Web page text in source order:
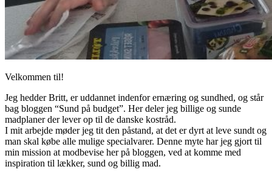
Velkommen til!
Jeg hedder Britt, er uddannet indenfor ernæring og sundhed, og står
bag bloggen “Sund på budget”. Her deler jeg billige og sunde
madplaner der lever op til de danske kostråd.
I mit arbejde møder jeg tit den påstand, at det er dyrt at leve sundt og
man skal købe alle mulige specialvarer. Denne myte har jeg gjort til
min mission at modbevise her på bloggen, ved at komme med
inspiration til lækker, sund og billig mad.